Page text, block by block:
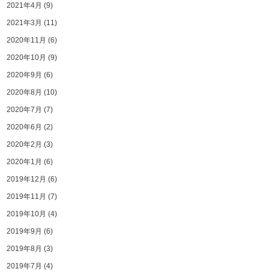
2021年4月 (9)
2021年3月 (11)
2020年11月 (6)
2020年10月 (9)
2020年9月 (6)
2020年8月 (10)
2020年7月 (7)
2020年6月 (2)
2020年2月 (3)
2020年1月 (6)
2019年12月 (6)
2019年11月 (7)
2019年10月 (4)
2019年9月 (6)
2019年8月 (3)
2019年7月 (4)